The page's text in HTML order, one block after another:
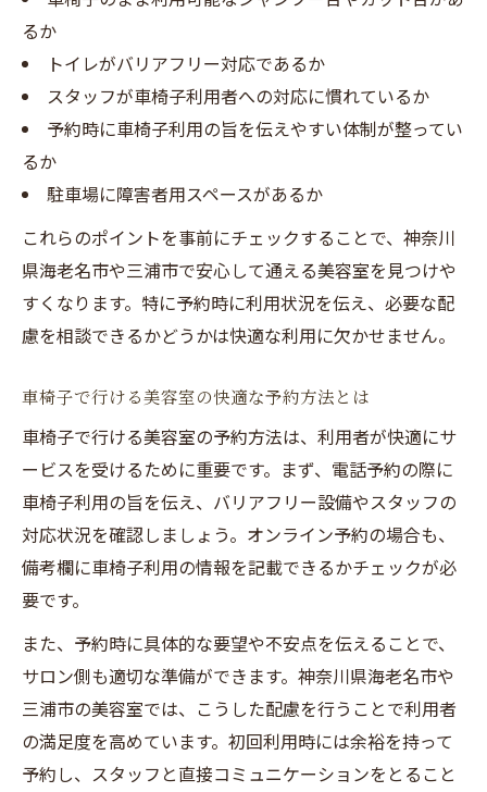
るか
トイレがバリアフリー対応であるか
スタッフが車椅子利用者への対応に慣れているか
予約時に車椅子利用の旨を伝えやすい体制が整ってい
るか
駐車場に障害者用スペースがあるか
これらのポイントを事前にチェックすることで、神奈川
県海老名市や三浦市で安心して通える美容室を見つけや
すくなります。特に予約時に利用状況を伝え、必要な配
慮を相談できるかどうかは快適な利用に欠かせません。
車椅子で行ける美容室の快適な予約方法とは
車椅子で行ける美容室の予約方法は、利用者が快適にサ
ービスを受けるために重要です。まず、電話予約の際に
車椅子利用の旨を伝え、バリアフリー設備やスタッフの
対応状況を確認しましょう。オンライン予約の場合も、
備考欄に車椅子利用の情報を記載できるかチェックが必
要です。
また、予約時に具体的な要望や不安点を伝えることで、
サロン側も適切な準備ができます。神奈川県海老名市や
三浦市の美容室では、こうした配慮を行うことで利用者
の満足度を高めています。初回利用時には余裕を持って
予約し、スタッフと直接コミュニケーションをとること